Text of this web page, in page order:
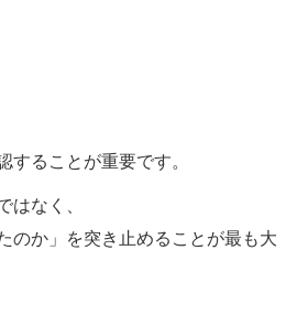
することが重要です。
はなく、
のか」を突き止めることが最も大